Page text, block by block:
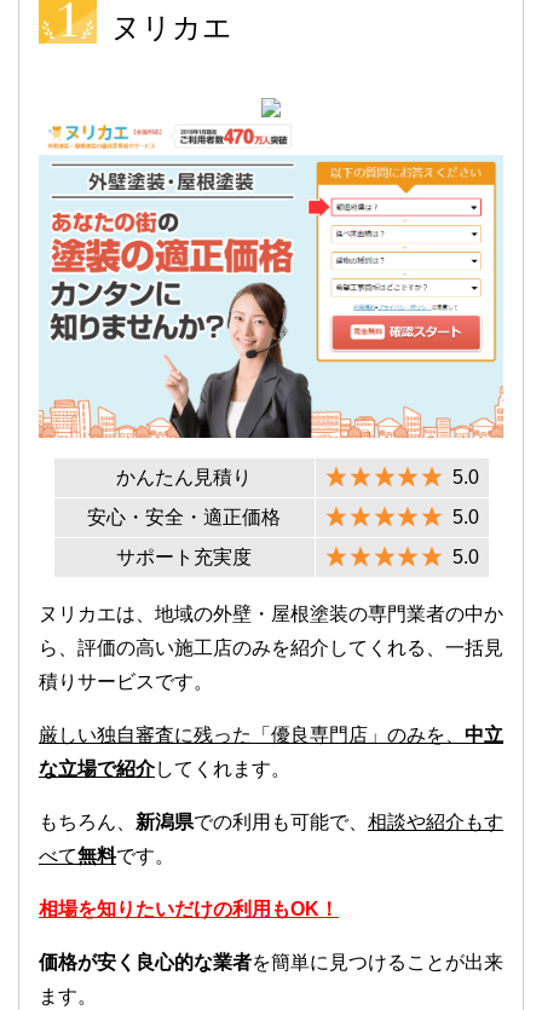
ヌリカエ
かんたん見積り
5.0
安心・安全・適正価格
5.0
サポート充実度
5.0
ヌリカエは、地域の外壁・屋根塗装の専門業者の中か
ら、評価の高い施工店のみを紹介してくれる、一括見
積りサービスです。
厳しい独自審査に残った「優良専門店」のみを、 中立
な立場で紹介してくれます。
もちろん、 新潟県での利用も可能で、 相談や紹介もす
べて無料です。
相場を知りたいだけの利用もOK！
価格が安く良心的な業者を簡単に見つけることが出来
ます。